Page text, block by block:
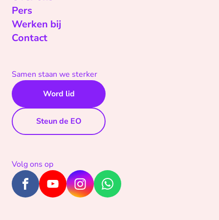
Pers
Werken bij
Contact
Samen staan we sterker
Word lid
Steun de EO
Volg ons op